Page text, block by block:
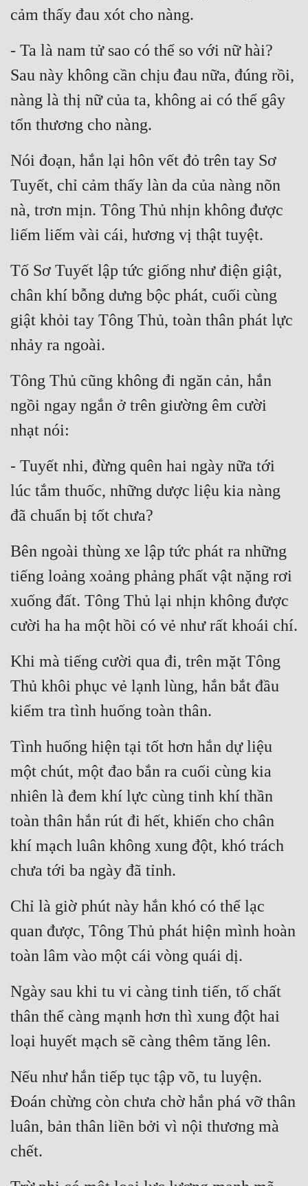
Đẹp Hiệp
Tính Cách Nhân Vật :
Cơ Trí
Sát Phạt Quyết Đoán
Vô Sỉ
Điềm Đạm
cảm thấy đau xót cho nàng.
- Ta là nam tử sao có thể so với nữ hài?
Sau này không cần chịu đau nữa, đúng rồi,
nàng là thị nữ của ta, không ai có thể gây
tổn thương cho nàng.
Nói đoạn, hắn lại hôn vết đỏ trên tay Sơ
Tuyết, chỉ cảm thấy làn da của nàng nõn
nà, trơn mịn. Tông Thủ nhịn không được
liếm liếm vài cái, hương vị thật tuyệt.
Tố Sơ Tuyết lập tức giống như điện giật,
chân khí bỗng dưng bộc phát, cuối cùng
giật khỏi tay Tông Thủ, toàn thân phát lực
nhảy ra ngoài.
Tông Thủ cũng không đi ngăn cản, hắn
ngồi ngay ngắn ở trên giường êm cười
nhạt nói:
- Tuyết nhi, đừng quên hai ngày nữa tới
lúc tắm thuốc, những dược liệu kia nàng
đã chuẩn bị tốt chưa?
Bên ngoài thùng xe lập tức phát ra những
tiếng loảng xoảng phảng phất vật nặng rơi
xuống đất. Tông Thủ lại nhịn không được
cười ha ha một hồi có vẻ như rất khoái chí.
Khi mà tiếng cười qua đi, trên mặt Tông
Thủ khôi phục vẻ lạnh lùng, hắn bắt đầu
kiểm tra tình huống toàn thân.
Tình huống hiện tại tốt hơn hắn dự liệu
một chút, một đao bắn ra cuối cùng kia
nhiên là đem khí lực cùng tinh khí thần
toàn thân hắn rút đi hết, khiến cho chân
khí mạch luân không xung đột, khó trách
chưa tới ba ngày đã tỉnh.
Chỉ là giờ phút này hắn khó có thể lạc
quan được, Tông Thủ phát hiện mình hoàn
toàn lâm vào một cái vòng quái dị.
Ngày sau khi tu vi càng tinh tiến, tố chất
thân thể càng mạnh hơn thì xung đột hai
loại huyết mạch sẽ càng thêm tăng lên.
Nếu như hắn tiếp tục tập võ, tu luyện.
Đoán chừng còn chưa chờ hắn phá vỡ thân
luân, bản thân liền bởi vì nội thương mà
chết.